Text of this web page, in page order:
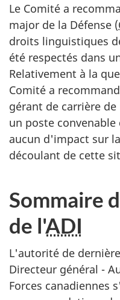
Le Comité a
major de la Défense (
droits linguistiques
été respectés dans
Relativement à la
Comité a
gérant de carrière
un poste
aucun d'impact sur
découlant de cette
Sommaire
de l'ADI
L'autorité de
Directeur général -
Forces canadiennes